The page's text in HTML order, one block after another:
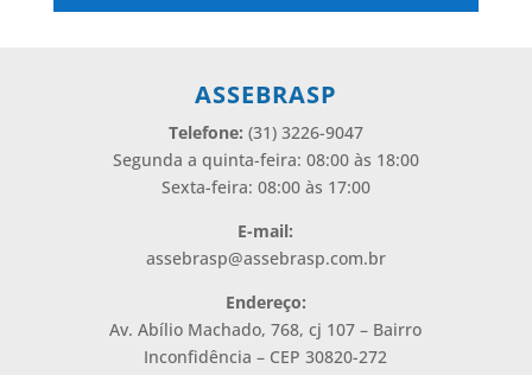
ASSEBRASP
Telefone: (31) 3226-9047
Segunda a quinta-feira: 08:00 às 18:00
Sexta-feira: 08:00 às 17:00
E-mail:
assebrasp@assebrasp.com.br
Endereço:
Av. Abílio Machado, 768, cj 107 – Bairro
Inconfidência – CEP 30820-272